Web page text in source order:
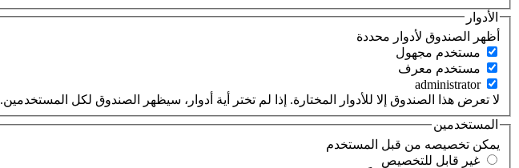
الأدوار
‏أظهر الصندوق لأدوار محددة ‏
‏مستخدم مجهول ‏
‏مستخدم معرف ‏
لا تعرض هذا الصندوق إلا للأدوار المختارة. إذا لم تختر أية أدوار، سيظهر الصندوق لكل المستخدمين.
المستخدمين
‏يمكن تخصيصه من قبل المستخدم ‏
‏غير قابل للتخصيص ‏